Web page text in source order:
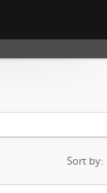
Sort by: